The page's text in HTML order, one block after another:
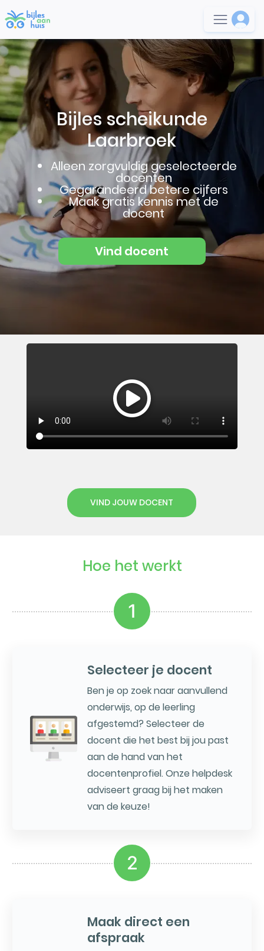
Bijles scheikunde
Laarbroek
Alleen zorgvuldig geselecteerde
docenten
Gegarandeerd betere cijfers
Maak gratis kennis met de
docent
Vind docent
VIND JOUW DOCENT
Hoe het werkt
1
Selecteer je docent
Ben je op zoek naar aanvullend
onderwijs, op de leerling
afgestemd? Selecteer de
docent die het best bij jou past
aan de hand van het
docentenprofiel. Onze helpdesk
adviseert graag bij het maken
van de keuze!
2
Maak direct een
afspraak